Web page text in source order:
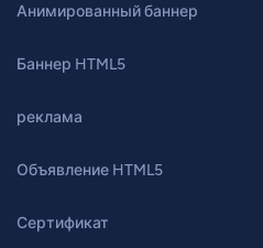
Анимированный баннер
Баннер HTML5
реклама
Объявление HTML5
Сертификат